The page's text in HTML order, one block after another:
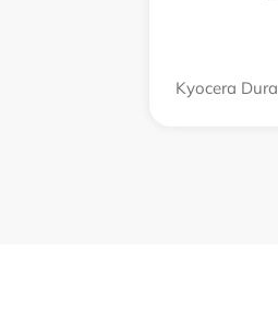
Kyocera